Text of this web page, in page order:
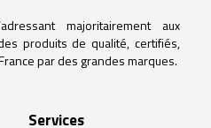
majoritairement aux
produits de qualité, certifiés,
par des grandes marques.
Services